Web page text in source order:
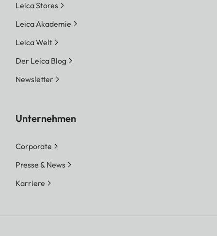
Leica Stores
Leica Akademie
Leica Welt
Der Leica Blog
Newsletter
Unternehmen
Corporate
Presse & News
Karriere